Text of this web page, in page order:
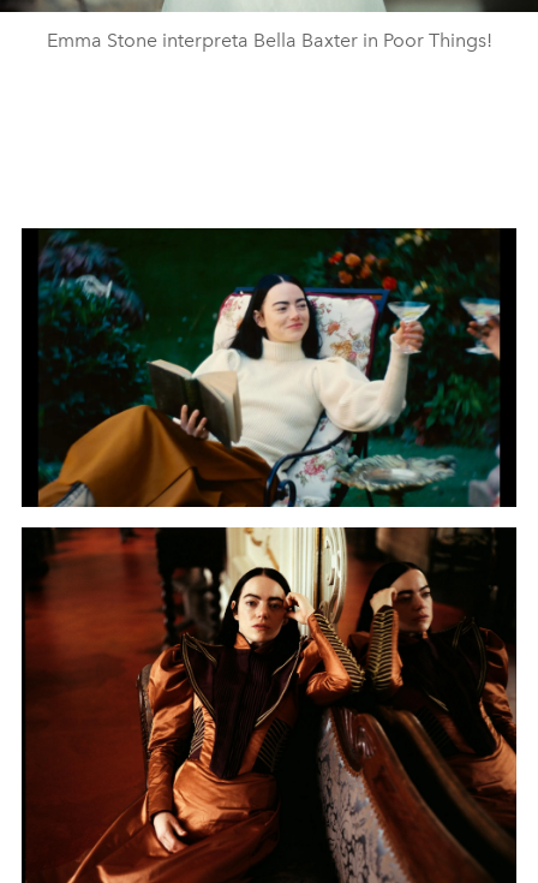
Emma Stone interpreta Bella Baxter in Poor Things!